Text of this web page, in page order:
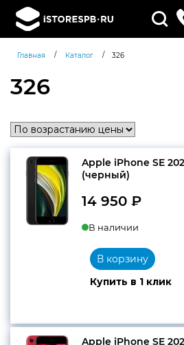
Поиск
товаров
Главная / Каталог / 326
326
Apple iPhone SE
(черный)
14 950 ₽
В наличии
Купить в 1 клик
В корзину
Apple iPhone SE